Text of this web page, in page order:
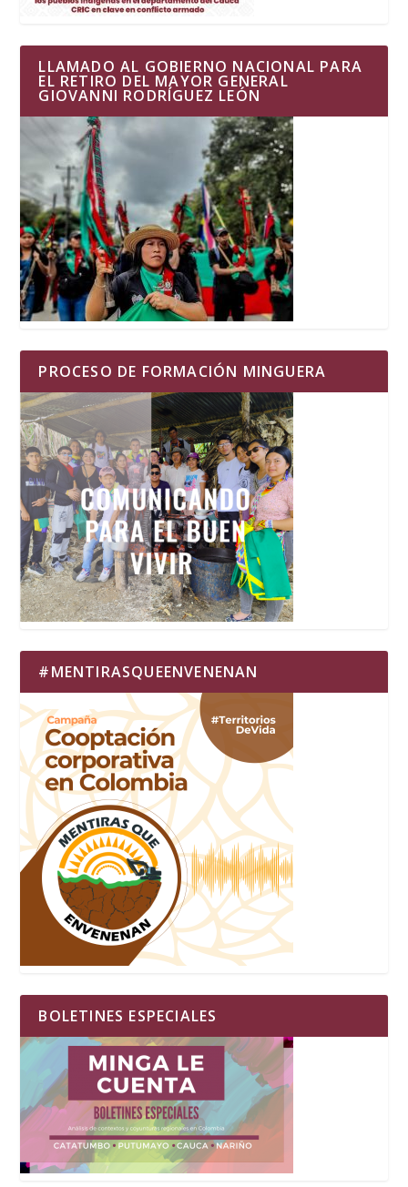
LLAMADO AL GOBIERNO NACIONAL PARA
EL RETIRO DEL MAYOR GENERAL
GIOVANNI RODRÍGUEZ LEÓN
PROCESO DE FORMACIÓN MINGUERA
#MENTIRASQUEENVENENAN
BOLETINES ESPECIALES